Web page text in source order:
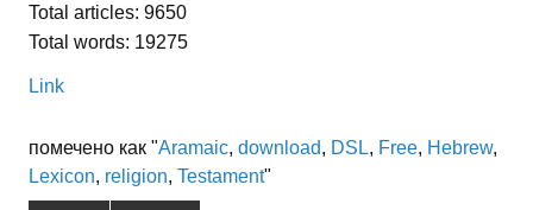
Total articles: 9650
Total words: 19275
Link
помечено как "Aramaic, download, DSL, Free, Hebrew,
Lexicon, religion, Testament"